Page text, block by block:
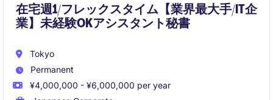
在宅週1/フレックスタイム【業界最大手/IT企
業】未経験OKアシスタント秘書
Tokyo
Permanent
¥4,000,000 - ¥6,000,000 per year